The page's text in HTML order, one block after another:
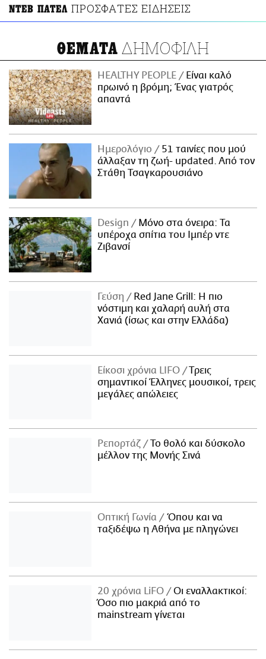
ΝΤΕΒ ΠΑΤΕΛ ΠΡΟΣΦΑΤΕΣ ΕΙΔΗΣΕΙΣ
ΘΕΜΑΤΑ ΔΗΜΟΦΙΛΗ
HEALTHY PEOPLE
Είναι καλό
πρωινό η βρόμη; Ένας γιατρός
απαντά
Ημερολόγιο
51 ταινίες που μού
άλλαξαν τη ζωή- updated. Aπό τον
Στάθη Τσαγκαρουσιάνο
Design
Μόνο στα όνειρα: Τα
υπέροχα σπίτια του Ιμπέρ ντε
Ζιβανσί
Γεύση
Red Jane Grill: Η πιο
νόστιμη και χαλαρή αυλή στα
Χανιά (ίσως και στην Ελλάδα)
Είκοσι χρόνια LIFO
Tρεις
σημαντικοί Έλληνες μουσικοί, τρεις
μεγάλες απώλειες
Ρεπορτάζ
Το θολό και δύσκολο
μέλλον της Μονής Σινά
Οπτική Γωνία
Όπου και να
ταξιδέψω η Αθήνα με πληγώνει
20 χρόνια LiFO
Οι εναλλακτικοί:
Όσο πιο μακριά από το
mainstream γίνεται